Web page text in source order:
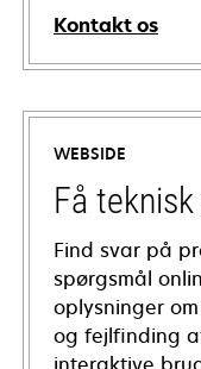
Kontakt os
WEBSIDE
Få
Find svar på
spørgsmål
oplysninger
og fejlfinding